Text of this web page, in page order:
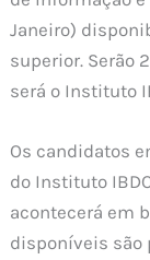
Janeiro)
superior. Serão
será o Instituto
Os candidatos
do Instituto
acontecerá em
disponíveis são